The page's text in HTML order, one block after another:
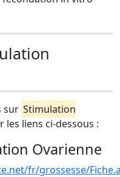
sur Stimulation
les liens ci-dessous :
Ovarienne
fr/grossesse/